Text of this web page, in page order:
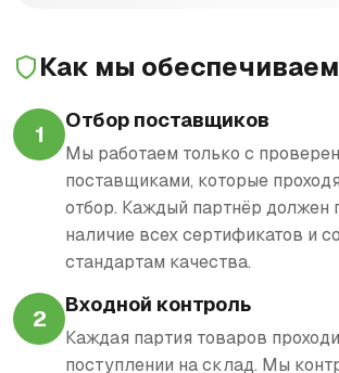
Как мы
1
Отбор поставщиков
Мы работаем только с
поставщиками, которые
отбор. Каждый партнёр должен
наличие всех сертификатов и
стандартам качества.
2
Входной контроль
Каждая партия товаров
поступлении на склад. Мы